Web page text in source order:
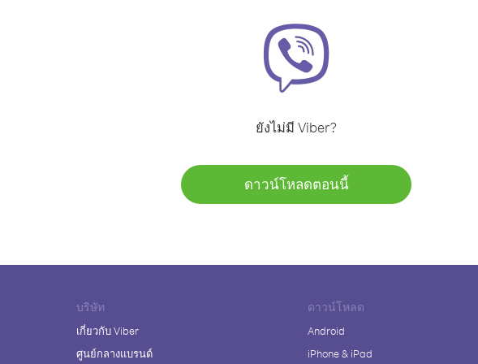
ยังไม่มี Viber?
ดาวน์โหลดตอนนี้
บริษัท
เกี่ยวกับ Viber
ศูนย์กลางแบรนด์
ดาวน์โหลด
Android
iPhone & iPad